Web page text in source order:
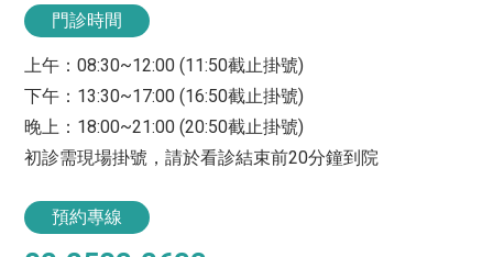
門診時間
上午：08:30~12:00 (11:50截止掛號)
下午：13:30~17:00 (16:50截止掛號)
晚上：18:00~21:00 (20:50截止掛號)
初診需現場掛號，請於看診結束前20分鐘到院
預約專線